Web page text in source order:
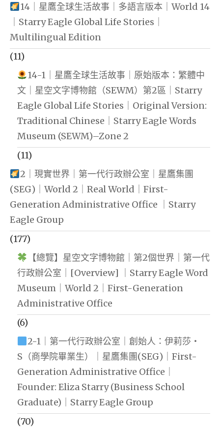
14｜星鷹全球生活故事｜多語言版本｜World 14
｜Starry Eagle Global Life Stories｜
Multilingual Edition
(11)
14-1｜星鷹全球生活故事｜原始版本：繁體中
文｜星空文字博物館（SEWM）第2區｜Starry
Eagle Global Life Stories｜Original Version:
Traditional Chinese｜Starry Eagle Words
Museum (SEWM)–Zone 2
(11)
2｜現實世界｜第一代行政辦公室｜星鷹集團
(SEG)｜World 2｜Real World｜First-
Generation Administrative Office ｜Starry
Eagle Group
(177)
【總覽】星空文字博物館｜第2個世界｜第一代
行政辦公室｜[Overview] ｜Starry Eagle Word
Museum｜World 2｜First-Generation
Administrative Office
(6)
2-1｜第一代行政辦公室｜創始人：伊莉莎・
S（商學院畢業生）｜星鷹集團(SEG)｜First-
Generation Administrative Office｜
Founder: Eliza Starry (Business School
Graduate)｜Starry Eagle Group
(70)